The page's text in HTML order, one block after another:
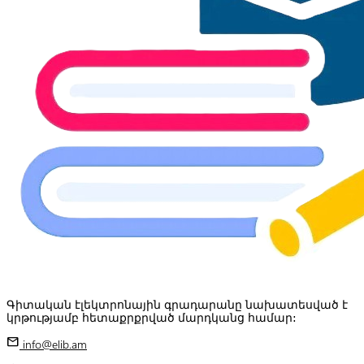
Գիտական էլեկտրոնային գրադարանը նախատեսված է
կրթությամբ հետաքրքրված մարդկանց համար:
mail info@elib.am